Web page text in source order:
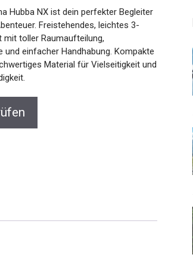
Hubba NX ist dein perfekter Begleiter
Freistehendes, leichtes 3-
toller Raumaufteilung,
und einfacher Handhabung.
und hochwertiges Material für
Wetterbeständigkeit.
Produkte im Sale bei Decathlon
Jetzt anschauen